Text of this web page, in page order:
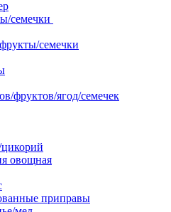
семечки
семечки
фруктов/ягод/семечек
овощная
приправы